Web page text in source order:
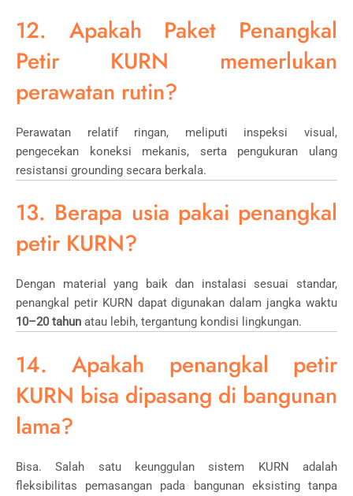
12. Apakah Paket Penangkal
Petir KURN memerlukan
perawatan rutin?
Perawatan relatif ringan, meliputi inspeksi visual,
pengecekan koneksi mekanis, serta pengukuran ulang
resistansi grounding secara berkala.
13. Berapa usia pakai penangkal
petir KURN?
Dengan material yang baik dan instalasi sesuai standar,
penangkal petir KURN dapat digunakan dalam jangka waktu
10–20 tahun atau lebih, tergantung kondisi lingkungan.
14. Apakah penangkal petir
KURN bisa dipasang di bangunan
lama?
Bisa. Salah satu keunggulan sistem KURN adalah
fleksibilitas pemasangan pada bangunan eksisting tanpa